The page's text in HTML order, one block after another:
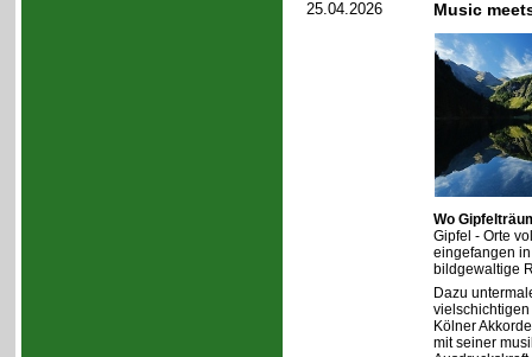
25.04.2026 Music
Wo
Gipfel - Orte
eingefangen
bildgewaltige
Dazu
Kölner
mit seiner